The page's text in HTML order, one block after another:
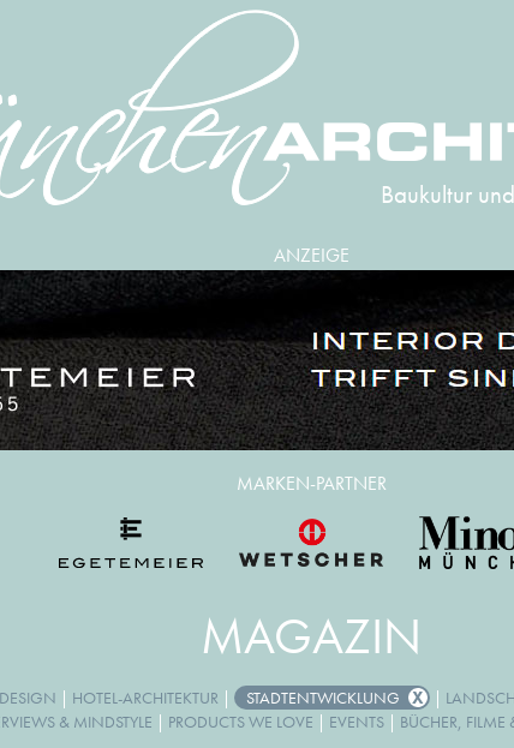
Baukultur
ANZEIGE
MAGAZIN
| HOTEL-ARCHITEKTUR | STADTENTWICKLUNG |
& MINDSTYLE | PRODUCTS WE LOVE | EVENTS | BÜCHER, FILME